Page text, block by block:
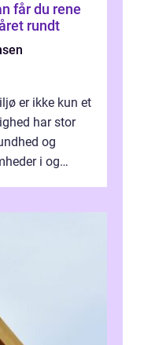
rundt
er ikke kun et
har stor
og
i og